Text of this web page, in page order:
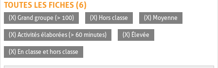
TOUTES LES FICHES (6)
(X) Grand groupe (> 100) (X) Hors classe (X) Moyenne
(X) Activités élaborées (> 60 minutes) (X) Élevée
(X) En classe et hors classe